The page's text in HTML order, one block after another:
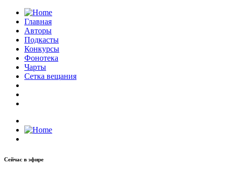
Главная
Авторы
Подкасты
Конкурсы
Фонотека
Чарты
Сетка вещания
Сейчас в эфире